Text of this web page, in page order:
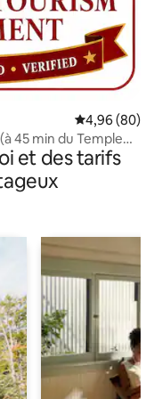
Évaluation
4,96 (80)
45 min du Temple
et des tarifs